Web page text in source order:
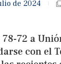
de 2024
72 a
con el